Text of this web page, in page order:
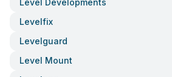
Level Developments
Levelfix
Levelguard
Level Mount